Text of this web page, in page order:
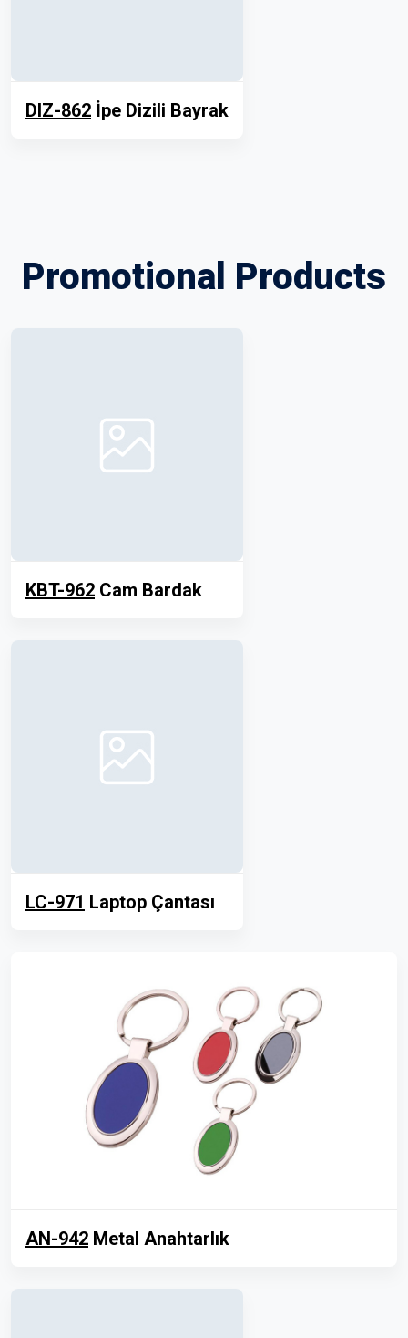
DIZ-862 İpe Dizili Bayrak
Promotional Products
KBT-962 Cam Bardak
LC-971 Laptop Çantası
AN-942 Metal Anahtarlık